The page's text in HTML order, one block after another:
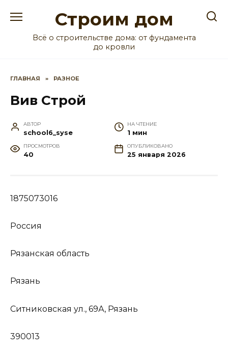
Строим дом
Всё о строительстве дома: от фундамента
до кровли
ГЛАВНАЯ » РАЗНОЕ
Вив Строй
АВТОР
school6_syse
НА ЧТЕНИЕ
1 мин
ПРОСМОТРОВ
40
ОПУБЛИКОВАНО
25 января 2026
1875073016
Россия
Рязанская область
Рязань
Ситниковская ул., 69А, Рязань
390013